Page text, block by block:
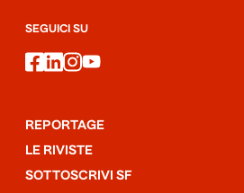
SEGUICI SU
facebook
linkedin
instagram
youtube
REPORTAGE
LE RIVISTE
SOTTOSCRIVI SF